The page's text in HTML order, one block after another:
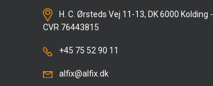
H. C. Ørsteds Vej 11-13, DK 6000 Kolding -
CVR 76443815
+45 75 52 90 11
alfix@alfix.dk